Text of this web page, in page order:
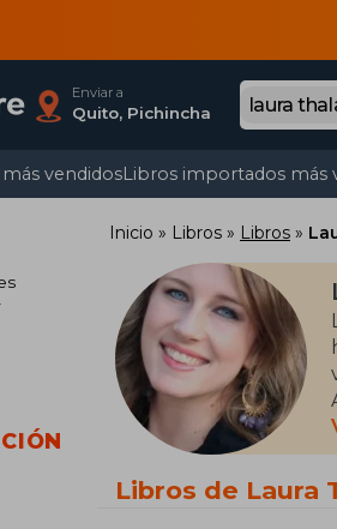
Enviar a
Quito, Pichincha
vendidosLibros importados más
Inicio Libros Libros
Libros de Laura